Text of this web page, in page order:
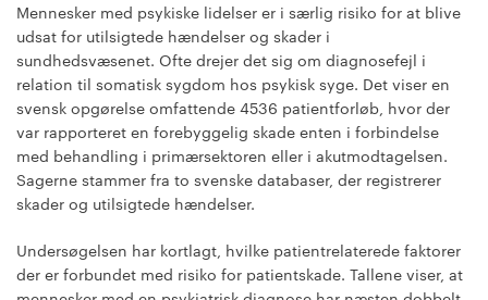
Mennesker med psykiske lidelser er i særlig risiko for at blive
udsat for utilsigtede hændelser og skader i
sundhedsvæsenet. Ofte drejer det sig om diagnosefejl i
relation til somatisk sygdom hos psykisk syge. Det viser en
svensk opgørelse omfattende 4536 patientforløb, hvor der
var rapporteret en forebyggelig skade enten i forbindelse
med behandling i primærsektoren eller i akutmodtagelsen.
Sagerne stammer fra to svenske databaser, der registrerer
skader og utilsigtede hændelser.
Undersøgelsen har kortlagt, hvilke patientrelaterede faktorer
der er forbundet med risiko for patientskade. Tallene viser, at